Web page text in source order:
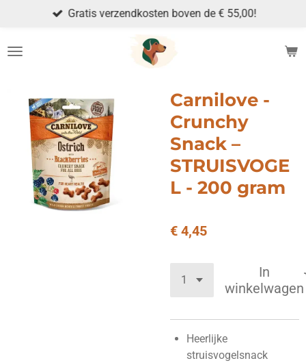
naar
Gratis verzendkosten boven de € 55,00!
Carnilove -
Crunchy
Snack –
STRUISVOGE
L - 200 gram
€ 4,45
In
winkelwagen
Heerlijke
struisvogelsnack